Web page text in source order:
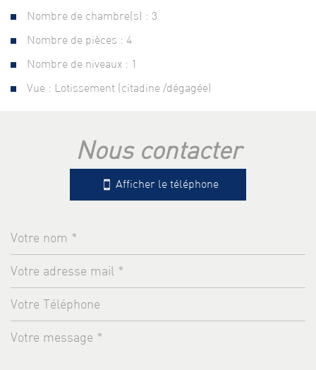
Nombre de chambre(s) : 3
Nombre de pièces : 4
Nombre de niveaux : 1
Vue : Lotissement (citadine /dégagée)
nous contacter
Afficher le téléphone